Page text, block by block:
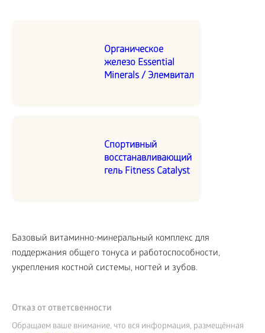
Органическое
железо Essential
Minerals / Элемвитал
Спортивный
восстанавливающий
гель Fitness Catalyst
Базовый витаминно-минеральный комплекс для
поддержания общего тонуса и работоспособности,
укрепления костной системы, ногтей и зубов.
Отказ от ответсвенности
Обращаем ваше внимание, что вся информация, размещённая